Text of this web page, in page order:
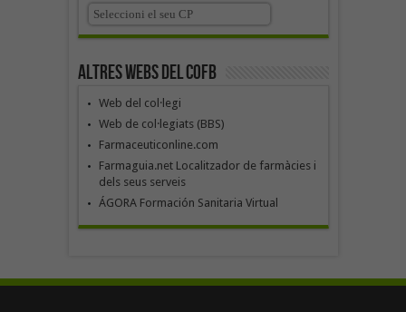
Altres webs del COFB
Web del col·legi
Web de col·legiats (BBS)
Farmaceuticonline.com
Farmaguia.net Localitzador de farmàcies i
dels seus serveis
ÁGORA Formación Sanitaria Virtual